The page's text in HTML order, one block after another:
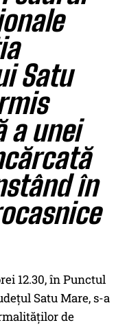
Satu
a unei
în
12.30, în Punctul
Satu Mare, s-a
de